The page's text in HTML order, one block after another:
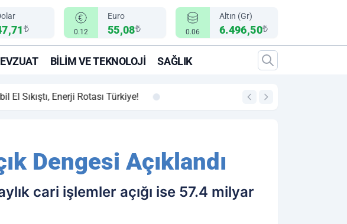
₺ 0.12
Euro
55,08₺ 0.06
Altın (Gr)
6.496,50₺
BILIM VE TEKNOLOJI SAĞLIK
Rotası Türkiye! 00:12
Dengesi Açıklandı
cari işlemler açığı ise 57.4 milyar